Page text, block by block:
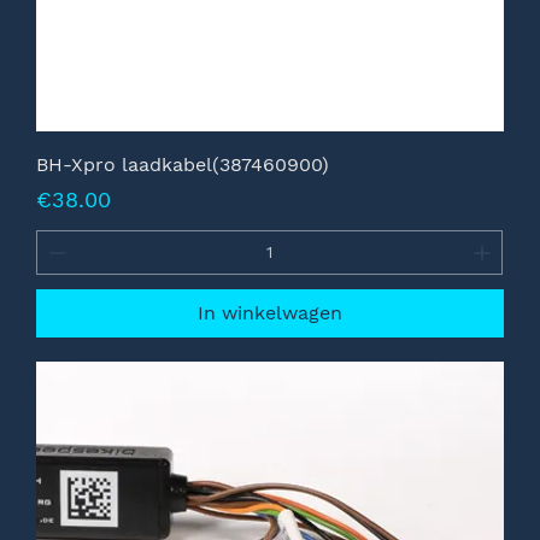
BH-Xpro laadkabel(387460900)
Prijs
€38.00
In winkelwagen